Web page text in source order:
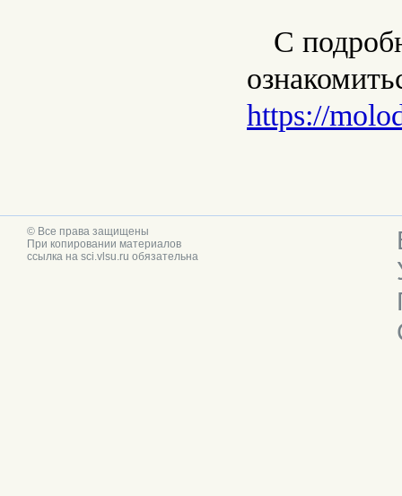
С
https://
© Все права защищены
При копировании материалов
ссылка на sci.vlsu.ru обязательна